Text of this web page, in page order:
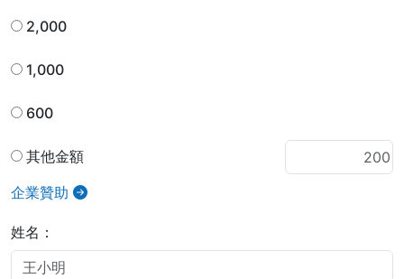
2,000
1,000
600
其他金額
企業贊助
姓名：